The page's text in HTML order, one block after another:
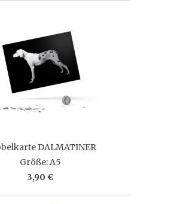
DALMATINER
Größe: A5
3,90 €